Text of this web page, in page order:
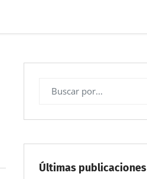
Últimas publicaciones